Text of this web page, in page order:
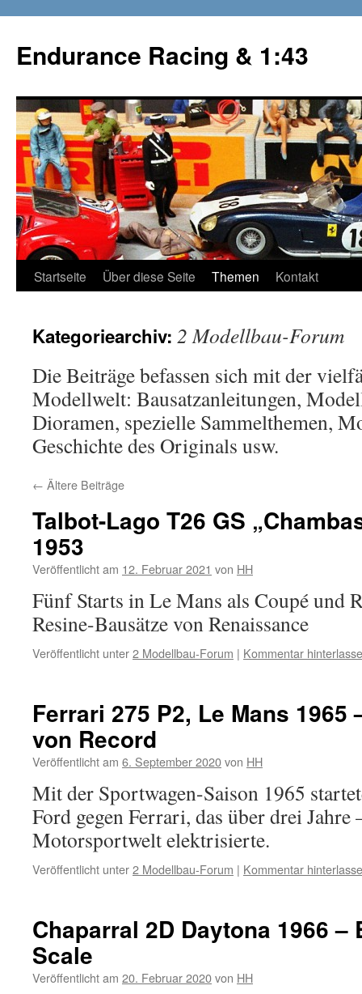
springen
Endurance Racing & 1:43
Startseite Über diese Seite Themen Kontakt
Kategoriearchiv: 2 Modellbau-Forum
Die Beiträge befassen sich mit der
Modellwelt: Bausatzanleitungen,
Dioramen, spezielle Sammelthemen,
Geschichte des Originals usw.
← Ältere Beiträge
Talbot-Lago T26 GS
1953
Veröffentlicht am 12. Februar 2021 von HH
Fünf Starts in Le Mans als Coupé und
Resine-Bausätze von Renaissance
Veröffentlicht unter2 Modellbau-Forum | Kommentar
Ferrari 275 P2, Le Mans 1965
von Record
Veröffentlicht am 6. September 2020von HH
Mit der Sportwagen-Saison 1965
Ford gegen Ferrari, das über drei
Motorsportwelt elektrisierte.
Veröffentlicht unter2 Modellbau-Forum | Kommentar
Chaparral 2D Daytona 1966 –
Scale
Veröffentlicht am 20. Februar 2020von HH